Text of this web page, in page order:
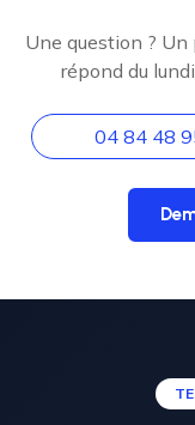
Une question ?
répond du
04 84 48